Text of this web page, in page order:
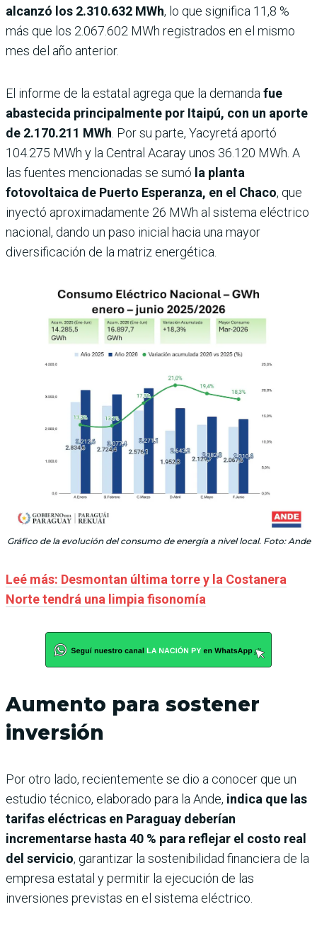
alcanzó los 2.310.632 MWh, lo que significa 11,8 %
más que los 2.067.602 MWh registrados en el mismo
mes del año anterior.
El informe de la estatal agrega que la demandafue
abastecida principalmente por Itaipú, con un aporte
de 2.170.211 MWh. Por su parte, Yacyretá aportó
104.275 MWh y la Central Acaray unos 36.120 MWh. A
las fuentes mencionadas se sumó la planta
fotovoltaica de Puerto Esperanza, en el Chaco, que
inyectó aproximadamente 26 MWh al sistema eléctrico
nacional, dando un paso inicial hacia una mayor
diversificación de la matriz energética.
Gráfico de la evolución del consumo de energía a nivel local. Foto: Ande
Leé más: Desmontan última torre y la Costanera
Norte tendrá una limpia fisonomía
Aumento para sostener
inversión
Por otro lado, recientemente se dio a conocer que un
estudio técnico, elaborado para la Ande, indica que las
tarifas eléctricas en Paraguay deberían
incrementarse hasta 40 % para reflejar el costo real
del servicio, garantizar la sostenibilidad financiera de la
empresa estatal y permitir la ejecución de las
inversiones previstas en el sistema eléctrico.